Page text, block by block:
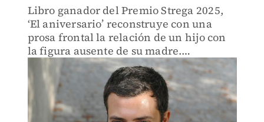
Libro ganador del Premio Strega 2025,
‘El aniversario’ reconstruye con una
prosa frontal la relación de un hijo con
la figura ausente de su madre.
Publicamos en exclusiva las primeras
páginas de la novela.